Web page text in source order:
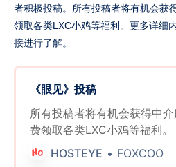
者积极投稿。所有投稿者将有机会获
领取各类LXC小鸡等福利。更多详细
接进行了解。
《眼见》投稿
所有投稿者将有机会获得中
费领取各类LXC小鸡等福利
效投稿奖励： * 所有提交有效
HOSTEYE FOXCOO